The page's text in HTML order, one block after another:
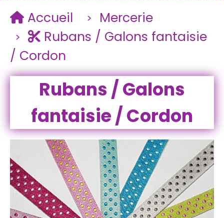
Accueil
Mercerie
Rubans / Galons fantaisie
/ Cordon
Rubans / Galons
fantaisie / Cordon